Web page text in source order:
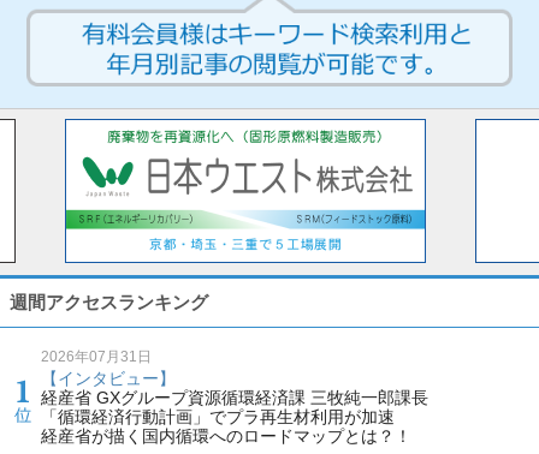
週間アクセスランキング
2026年07月31日
【インタビュー】
経産省 GXグループ資源循環経済課 三牧純一郎課長
「循環経済行動計画」でプラ再生材利用が加速
経産省が描く国内循環へのロードマップとは？！